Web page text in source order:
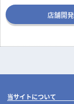
店舗開
当サイトについて